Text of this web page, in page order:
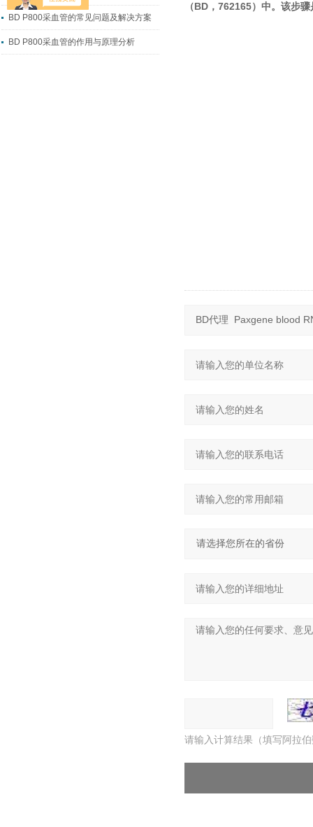
BD P800采血管的常见问题及解决方案
BD P800采血管的作用与原理分析
（BD，762165）中。该步
请输入计算结果（填写阿拉